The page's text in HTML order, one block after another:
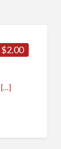
$2.00
[…]